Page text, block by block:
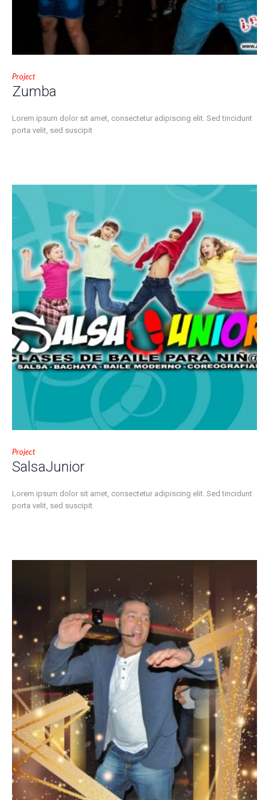
Project
Zumba
Lorem ipsum dolor sit amet, consectetur adipiscing elit. Sed tincidunt
porta velit, sed suscipit
Project
SalsaJunior
Lorem ipsum dolor sit amet, consectetur adipiscing elit. Sed tincidunt
porta velit, sed suscipit